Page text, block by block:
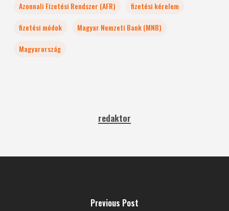
Azonnali Fizetési Rendszer (AFR)
fizetési kérelem
fizetési módok
Magyar Nemzeti Bank (MNB)
Magyarország
redaktor
Previous Post